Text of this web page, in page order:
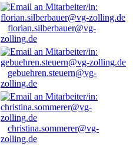
florian.silberbauer@vg-
zolling.de
gebuehren.steuern@vg-
zolling.de
christina.sommerer@vg-
zolling.de